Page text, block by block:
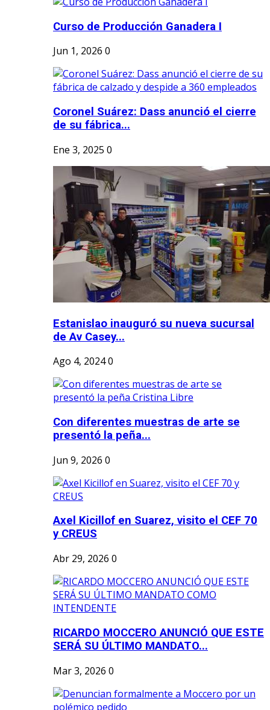
Curso de Producción Ganadera I
Jun 1, 2026 0
Coronel Suárez: Dass anunció el cierre
de su fábrica...
Ene 3, 2025 0
Estanislao inauguró su nueva sucursal
de Av Casey...
Ago 4, 20240
Con diferentes muestras de arte se
presentó la peña...
Jun 9, 2026 0
Axel Kicillof en Suarez, visito el CEF 70
y CREUS
Abr 29, 2026 0
RICARDO MOCCERO ANUNCIÓ QUE ESTE
SERÁ SU ÚLTIMO MANDATO...
Mar 3, 2026 0